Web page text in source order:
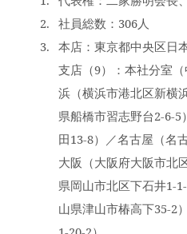
社員総数：306人
本店：東京都中央区日
支店（9）：本社分室
浜（横浜市港北区新横
県船橋市習志野台2-6-
田13-8）／名古屋（名
大阪（大阪府大阪市北
県岡山市北区下石井1-
山県津山市椿高下35-2